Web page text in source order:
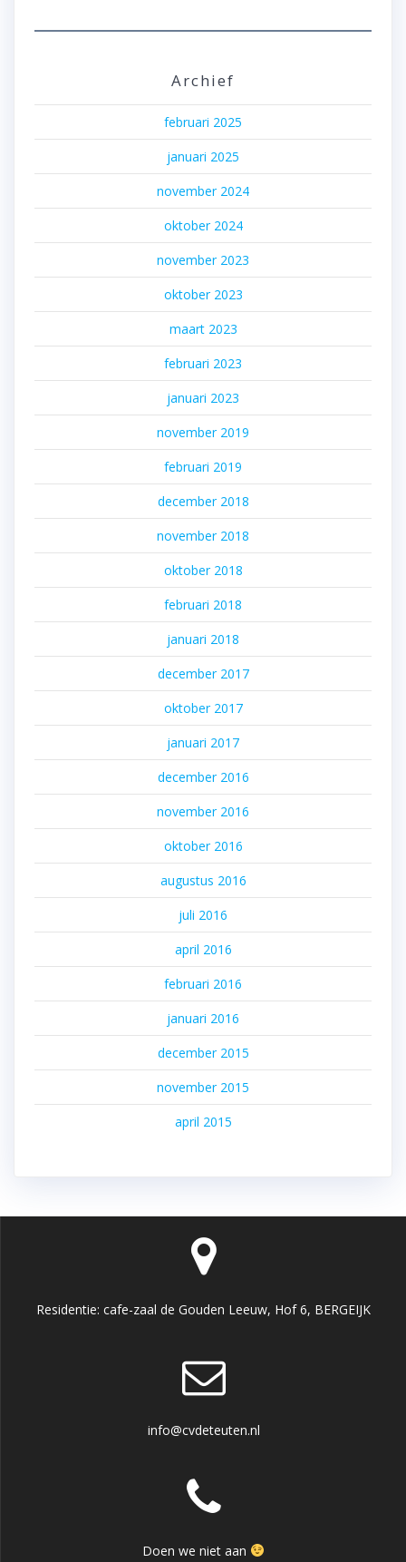
Archief
februari 2025
januari 2025
november 2024
oktober 2024
november 2023
oktober 2023
maart 2023
februari 2023
januari 2023
november 2019
februari 2019
december 2018
november 2018
oktober 2018
februari 2018
januari 2018
december 2017
oktober 2017
januari 2017
december 2016
november 2016
oktober 2016
augustus 2016
juli 2016
april 2016
februari 2016
januari 2016
december 2015
november 2015
april 2015
Residentie: cafe-zaal de Gouden Leeuw, Hof 6, BERGEIJK
info@cvdeteuten.nl
Doen we niet aan